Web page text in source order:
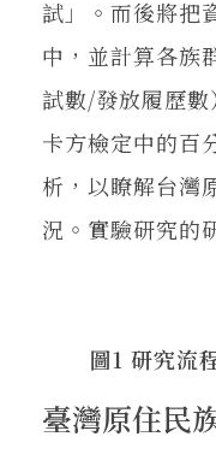
試」。而後將把
中，並計算各族
試數/發放履歷
卡方檢定中的百
析，以瞭解台灣
況。實驗研究的
圖1 研究流
臺灣原住民